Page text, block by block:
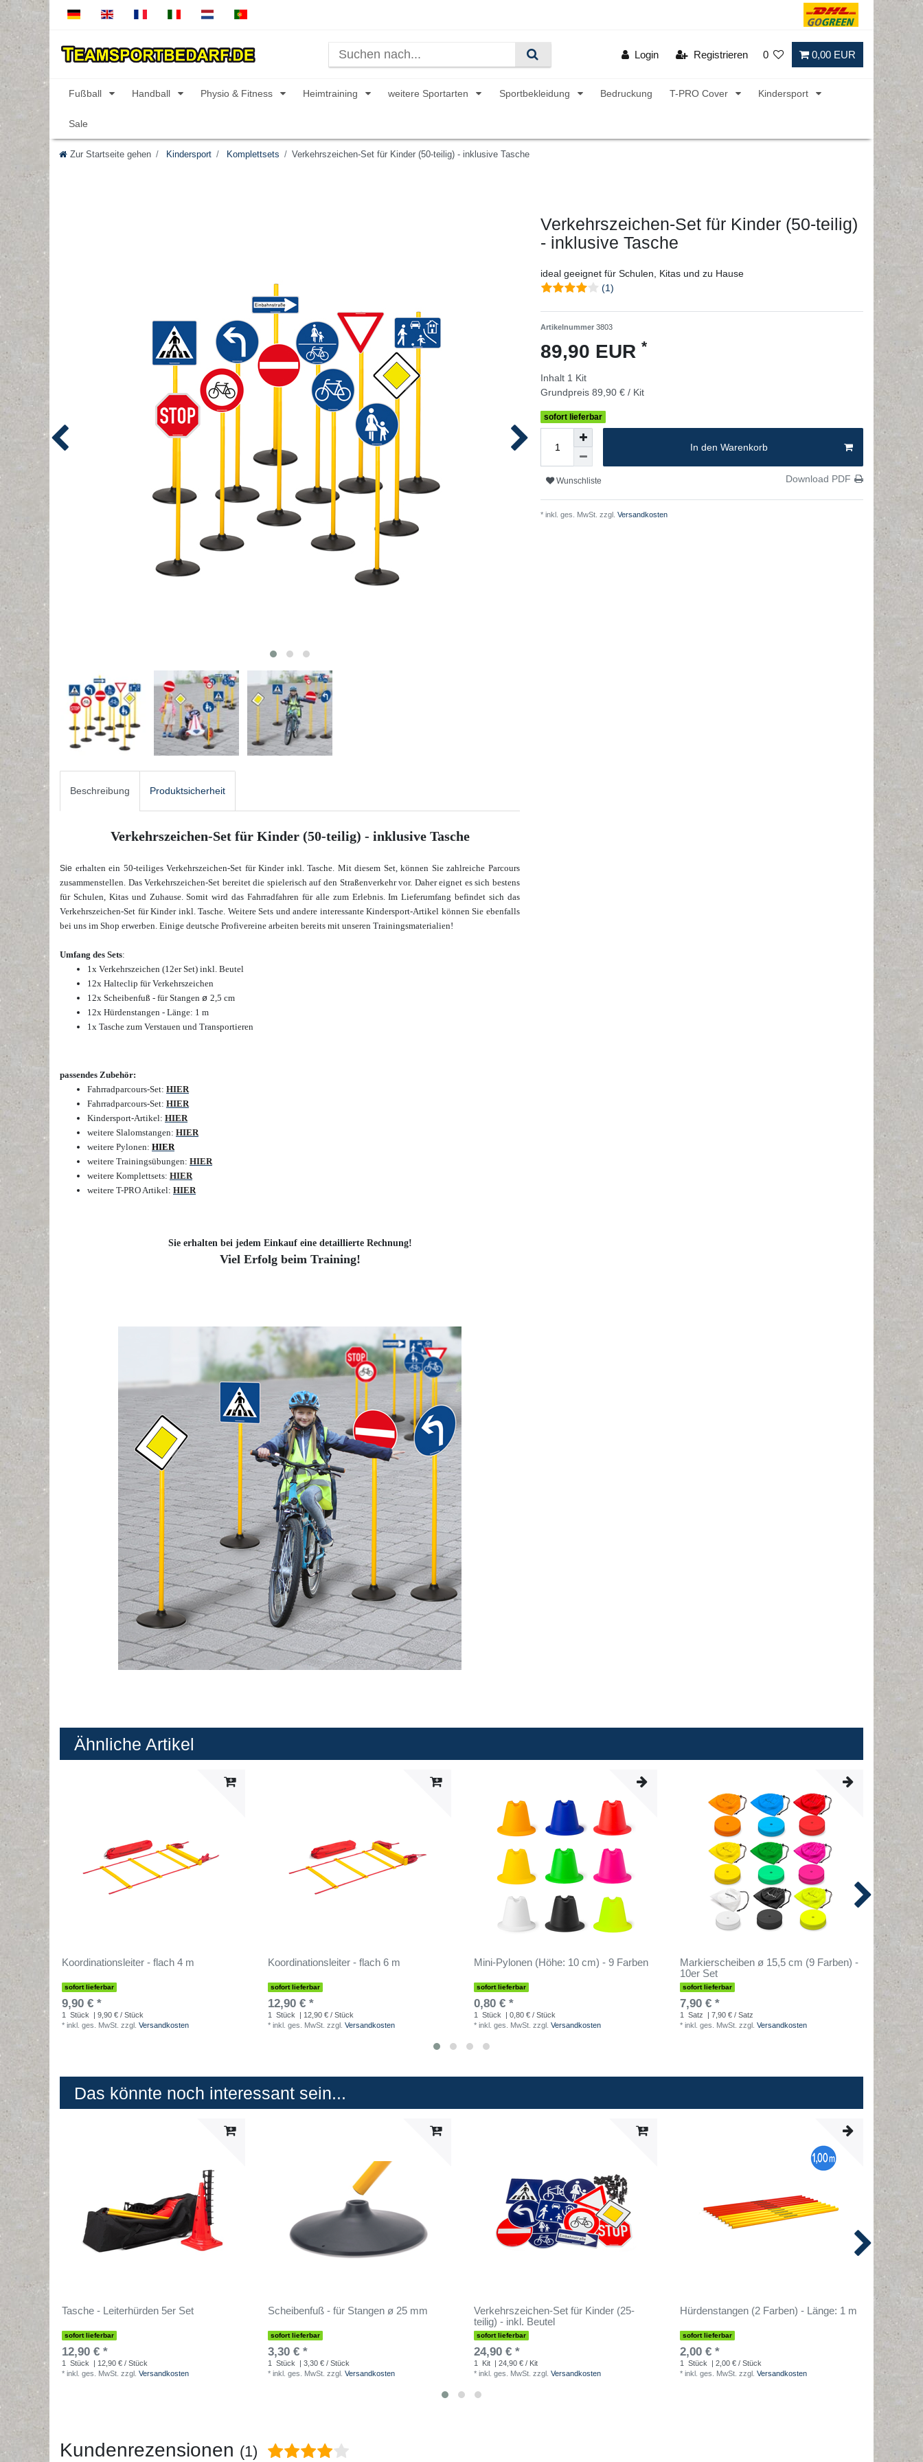
Login Registrieren 0 0,00 EUR
Fußball Handball Physio & Fitness Heimtraining weitere Sportarten Sportbekleidung Bedruckung T-PRO Cover Kindersport
Sale
Zur Startseite gehen Kindersport Komplettsets Verkehrszeichen-Set für Kinder (50-teilig) - inklusive Tasche
Beschreibung Produktsicherheit
Verkehrszeichen-Set für Kinder (50-teilig) - inklusive Tasche
Sie erhalten ein 50-teiliges Verkehrszeichen-Set für Kinder inkl. Tasche. Mit diesem Set, können Sie zahlreiche Parcours
zusammenstellen. Das Verkehrszeichen-Set bereitet die spielerisch auf den Straßenverkehr vor. Daher eignet es sich bestens
für Schulen, Kitas und Zuhause. Somit wird das Fahrradfahren für alle zum Erlebnis. Im Lieferumfang befindet sich das
Verkehrszeichen-Set für Kinder inkl. Tasche. Weitere Sets und andere interessante Kindersport-Artikel können Sie ebenfalls
bei uns im Shop erwerben. Einige deutsche Profivereine arbeiten bereits mit unseren Trainingsmaterialien!
Umfang des Sets:
1x Verkehrszeichen (12er Set) inkl. Beutel
12x Halteclip für Verkehrszeichen
12x Scheibenfuß - für Stangen ø 2,5 cm
12x Hürdenstangen - Länge: 1 m
1x Tasche zum Verstauen und Transportieren
passendes Zubehör:
Fahrradparcours-Set: HIER
Fahrradparcours-Set: HIER
Kindersport-Artikel: HIER
weitere Slalomstangen: HIER
weitere Pylonen: HIER
weitere Trainingsübungen: HIER
weitere Komplettsets: HIER
weitere T-PRO Artikel: HIER
Sie erhalten bei jedem Einkauf eine detaillierte Rechnung!
Viel Erfolg beim Training!
Verkehrszeichen-Set für Kinder (50-teilig)
- inklusive Tasche
ideal geeignet für Schulen, Kitas und zu Hause
(1)
Artikelnummer 3803
89,90 EUR *
Inhalt 1 Kit
Grundpreis 89,90 € / Kit
sofort lieferbar
In den Warenkorb
Wunschliste Download PDF
* inkl. ges. MwSt. zzgl. Versandkosten
Ähnliche Artikel
Koordinationsleiter - flach 4 m
sofort lieferbar
9,90 € *
1 Stück
| 9,90 € / Stück
* inkl. ges. MwSt. zzgl. Versandkosten
Koordinationsleiter - flach 6 m
sofort lieferbar
12,90 € *
1 Stück
| 12,90 € / Stück
* inkl. ges. MwSt. zzgl. Versandkosten
Mini-Pylonen (Höhe: 10 cm) - 9 Farben
sofort lieferbar
0,80 € *
1 Stück
| 0,80 € / Stück
* inkl. ges. MwSt. zzgl. Versandkosten
Markierscheiben ø 15,5 cm (9 Farben) -
10er Set
sofort lieferbar
7,90 € *
1 Satz
| 7,90 € / Satz
* inkl. ges. MwSt. zzgl. Versandkosten
sofort
Das könnte noch interessant sein...
Tasche - Leiterhürden 5er Set
sofort lieferbar
12,90 € *
1 Stück
| 12,90 € / Stück
* inkl. ges. MwSt. zzgl. Versandkosten
Scheibenfuß - für Stangen ø 25 mm
sofort lieferbar
3,30 € *
1 Stück
| 3,30 € / Stück
* inkl. ges. MwSt. zzgl. Versandkosten
Verkehrszeichen-Set für Kinder (25-
teilig) - inkl. Beutel
sofort lieferbar
24,90 € *
1 Kit
| 24,90 € / Kit
* inkl. ges. MwSt. zzgl. Versandkosten
Hürdenstangen (2 Farben) - Länge: 1 m
sofort lieferbar
2,00 € *
1 Stück
| 2,00 € / Stück
* inkl. ges. MwSt. zzgl. Versandkosten
cm
sofort
*
Kundenrezensionen (1)